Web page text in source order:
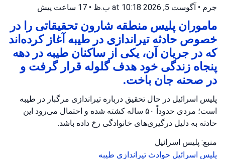
جرم • آگوست 5, 2026 at 10:18 ب.ظ • 17 ساعت پیش
ماموران پلیس منطقه شارون تحقیقاتی را در
خصوص حادثه تیراندازی در طیبه آغاز کرده‌اند
که در جریان آن، یکی از ساکنان طیبه در دهه
پنجاه زندگی خود هدف گلوله قرار گرفت و
در صحنه جان باخت.
پلیس اسرائیل در حال تحقیق درباره تیراندازی مرگبار در طیبه
است؛ مردی حدوداً ۵۰ ساله کشته شده و احتمال می‌رود این
حادثه به دلیل درگیری‌های خانوادگی رخ داده باشد.
منبع: پلیس اسرائیل
پلیس اسرائیل حوادث تیراندازی طیبه